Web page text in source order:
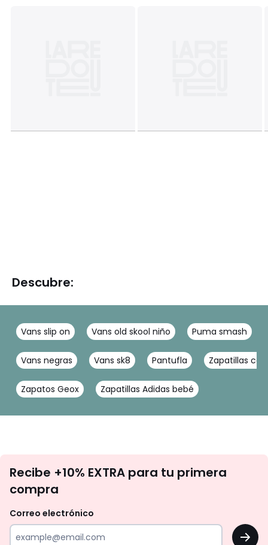
Descubre:
Vans slip on Vans old skool niño Puma smash
Vans negras Vans sk8 Pantufla Zapatillas
Zapatos Geox Zapatillas Adidas bebé
te
tu
Recibe +10% EXTRA para tu primera
compra
Correo electrónico
OK